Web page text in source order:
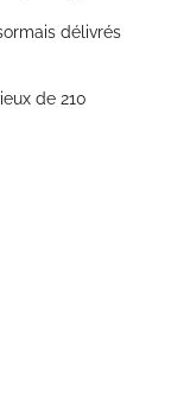
délivrés
de 210